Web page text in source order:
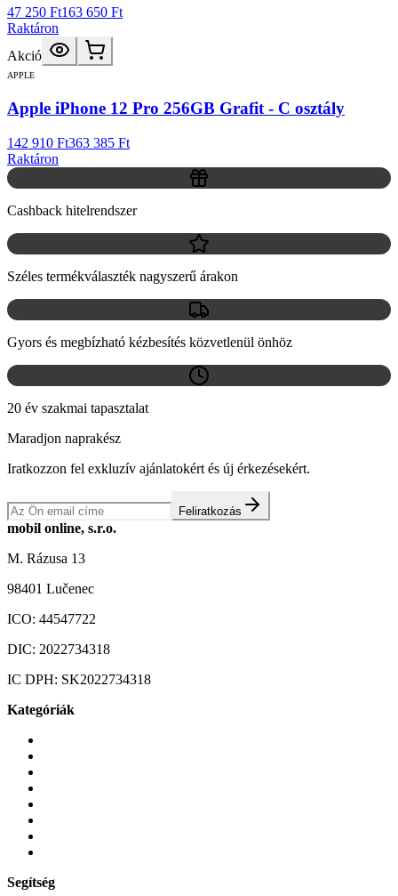
47 250 Ft163 650 Ft
Raktáron
Akció
APPLE
Apple iPhone 12 Pro 256GB Grafit - C osztály
142 910 Ft363 385 Ft
Raktáron
Cashback hitelrendszer
Széles termékválaszték nagyszerű árakon
Gyors és megbízható kézbesítés közvetlenül önhöz
20 év szakmai tapasztalat
Maradjon naprakész
Iratkozzon fel exkluzív ajánlatokért és új érkezésekért.
Feliratkozás
mobil online, s.r.o.
M. Rázusa 13
98401 Lučenec
ICO: 44547722
DIC: 2022734318
IC DPH: SK2022734318
Kategóriák
Segítség